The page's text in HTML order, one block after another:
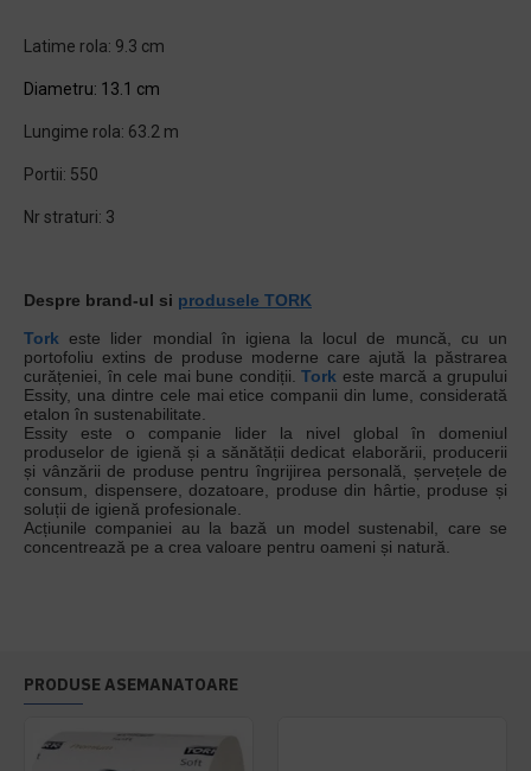
Latime rola: 9.3 cm
Diametru: 13.1 cm
Lungime rola: 63.2 m
Portii: 550
Nr straturi: 3
Despre brand-ul si produsele TORK
Tork este lider mondial în igiena la locul de muncă, cu un
portofoliu extins de produse moderne care ajută la păstrarea
curățeniei, în cele mai bune condiții. Tork este marcă a grupului
Essity, una dintre cele mai etice companii din lume, considerată
etalon în sustenabilitate.
Essity este o companie lider la nivel global în domeniul
produselor de igienă și a sănătății dedicat elaborării, producerii
și vânzării de produse pentru îngrijirea personală, șervețele de
consum, dispensere, dozatoare, produse din hârtie, produse și
soluții de igienă profesionale.
Acțiunile companiei au la bază un model sustenabil, care se
concentrează pe a crea valoare pentru oameni și natură.
PRODUSE ASEMANATOARE